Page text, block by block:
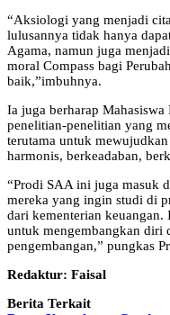
“Aksiologi yang menjadi
lulusannya tidak hanya
Agama, namun juga
moral Compass bagi
baik,”imbuhnya.
Ia juga berharap
penelitian-penelitian yang
terutama untuk
harmonis, berkeadaban,
“Prodi SAA ini juga masuk
mereka yang ingin studi di
dari kementerian keuangan.
untuk mengembangkan diri
pengembangan,” pungkas
Redaktur: Faisal
Berita Terkait